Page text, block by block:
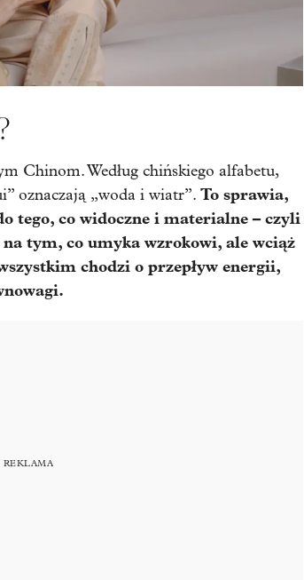
Chinom. Według chińskiego alfabetu,
oznaczają „woda i wiatr”. To sprawia,
tego, co widoczne i materialne – czyli
tym, co umyka wzrokowi, ale wciąż
chodzi o przepływ energii,